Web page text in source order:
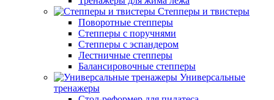
Степперы и твистеры
Поворотные степперы
Степперы с поручнями
Степперы с эспандером
Лестничные степперы
Балансировочные степперы
Универсальные
тренажеры